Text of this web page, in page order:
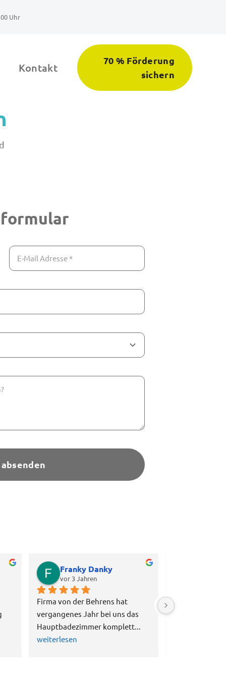
Uhr
Kontakt
70 % Förderung
sichern
Franky Danky
vor 3 Jahren
Firma von der Behrens hat
vergangenes Jahr bei uns das
Hauptbadezimmer komplett
weiterlesen
Herr von der